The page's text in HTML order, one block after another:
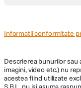
Informatii conformitate
Descrierea bunurilor
imagini, video etc.) nu
acestea fiind utilizate